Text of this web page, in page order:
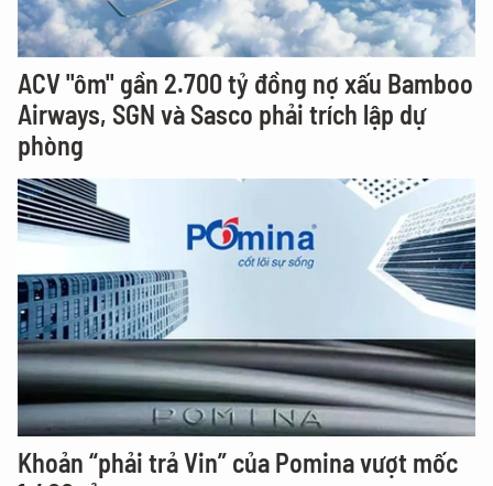
ACV "ôm" gần 2.700 tỷ đồng nợ xấu Bamboo
Airways, SGN và Sasco phải trích lập dự
phòng
Khoản “phải trả Vin” của Pomina vượt mốc